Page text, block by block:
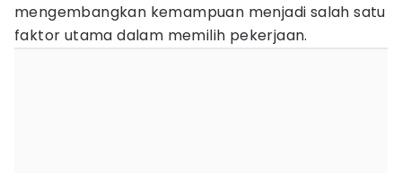
mengembangkan kemampuan menjadi salah satu
faktor utama dalam memilih pekerjaan.